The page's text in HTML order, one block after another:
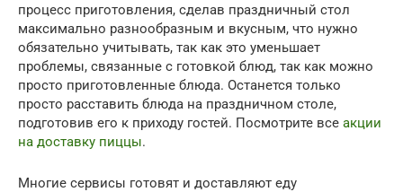
процесс приготовления, сделав праздничный стол
максимально разнообразным и вкусным, что нужно
обязательно учитывать, так как это уменьшает
проблемы, связанные с готовкой блюд, так как можно
просто приготовленные блюда. Останется только
просто расставить блюда на праздничном столе,
подготовив его к приходу гостей. Посмотрите все акции
на доставку пиццы.
Многие сервисы готовят и доставляют еду